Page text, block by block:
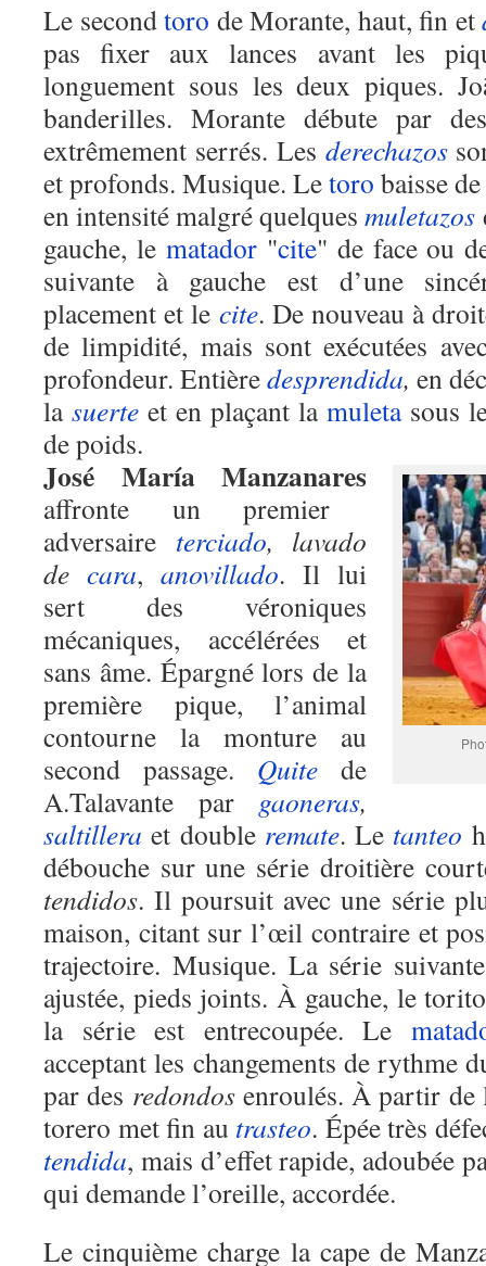
Le secondtoro de Morante, haut, fin et
pas fixer aux lances avant les
longuement sous les deux piques.
banderilles. Morante débute par
extrêmement serrés. Les derechazos
et profonds. Musique. Letoro baisse
en intensité malgré quelquesmuletazos
gauche, le matador"cite" de face ou
suivante à gauche est d’une
placement et le cite. De nouveau à
de limpidité, mais sont exécutées
profondeur. Entièredesprendida, en
la suerte et en plaçant la muletasous
de poids.
José María Manzanares
affronte un premier
adversaire terciado, lavado
de cara, anovillado. Il lui
sert des véroniques
mécaniques, accélérées et
sans âme. Épargné lors de la
première pique, l’animal
contourne la monture au
second passage. Quite de
A.Talavante par gaoneras,
saltillera et double remate. Le tanteo
débouche sur une série droitière
tendidos. Il poursuit avec une série
maison, citant sur l’œil contraire et
trajectoire. Musique. La série
ajustée, pieds joints. À gauche, le
la série est entrecoupée. Le
acceptant les changements de rythme
par des redondosenroulés. À partir
torero met fin au trasteo. Épée très
tendida, mais d’effet rapide, adoubée
qui demande l’oreille, accordée.
Le cinquième charge la cape de